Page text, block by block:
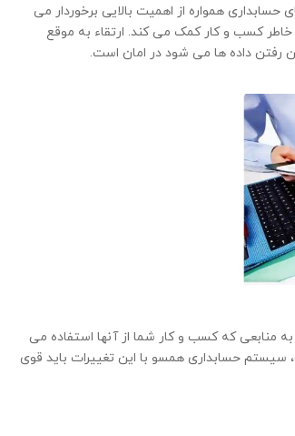
همواره از اهمیت بالایی برخوردار می
کسب و کار کمک می کند. ارتقاء به موقع
رفتن داده ها می شود در امان است.
منابعی که کسب و کار شما از آنها استفاده می
سیستم حسابداری همسو با این تغییرات باید قوی